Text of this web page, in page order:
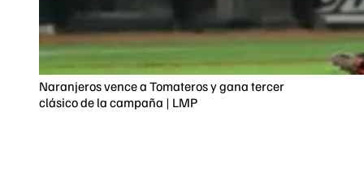
Naranjeros vence a Tomateros y gana tercer
clásico de la campaña | LMP